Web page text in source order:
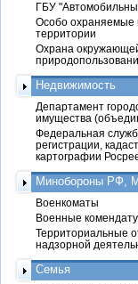
ГБУ
Особо охраняемые
территории
Охрана
Недвижимость
Департамент
имущества
Федеральная
регистрации,
картографии
Минобороны РФ,
Военкоматы
Военные
Территориальные
надзорной
Семья